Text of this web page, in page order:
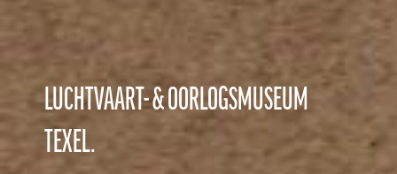
LUCHTVAART- & OORLOGSMUSEUM
TEXEL.